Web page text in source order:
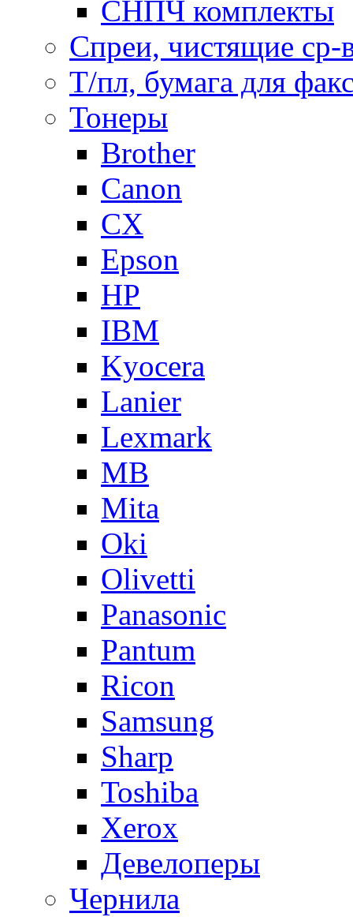
СНПЧ комплекты
Спреи, чистящие ср-
Т/пл, бумага для
Тонеры
Brother
Canon
CX
Epson
HP
IBM
Kyocera
Lanier
Lexmark
MB
Mita
Oki
Olivetti
Panasonic
Pantum
Ricon
Samsung
Sharp
Toshiba
Xerox
Девелоперы
Чернила